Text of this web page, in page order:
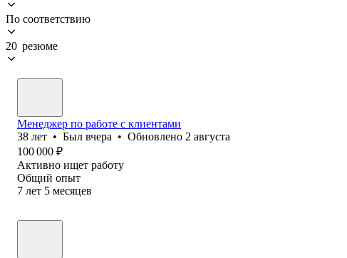
По соответствию
20 резюме
Менеджер по работе с клиентами
38 лет • Был вчера • Обновлено 2 августа
100 000 ₽
Активно ищет работу
Общий опыт
7 лет 5 месяцев